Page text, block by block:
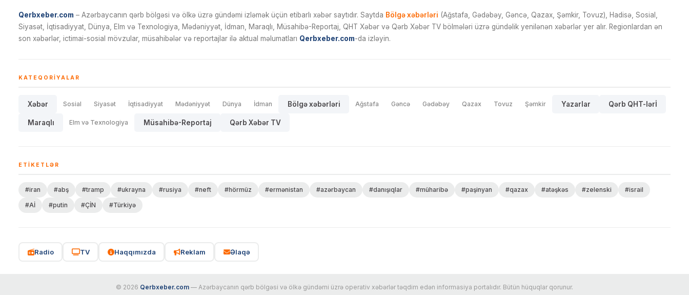
Qerbxeber.com – Azərbaycanın qərb bölgəsi və ölkə üzrə gündəmi izləmək üçün etibarlı xəbər saytıdır. Saytda Bölgə xəbərləri (Ağstafa, Gədəbəy, Gəncə, Qazax, Şəmkir, Tovuz), Hadisə, Sosial,
Siyasət, İqtisadiyyat, Dünya, Elm və Texnologiya, Mədəniyyət, İdman, Maraqlı, Müsahibə-Reportaj, QHT Xəbər və Qərb Xəbər TV bölmələri üzrə gündəlik yenilənən xəbərlər yer alır. Regionlardan ən
son xəbərlər, ictimai-sosial mövzular, müsahibələr və reportajlar ilə aktual məlumatları Qerbxeber.com-da izləyin.
KATEQORIYALAR
Xəbər Sosial Siyasət İqtisadiyyat Mədəniyyət Dünya İdman Bölgə xəbərləri Ağstafa Gəncə Gədəbəy Qazax Tovuz Şəmkir Yazarlar Qərb QHT-lərİ
Maraqlı Elm və Texnologiya Müsahibə-Reportaj Qərb Xəbər TV
ETIKETLƏR
#iran #abş #tramp #ukrayna #rusiya #neft #hörmüz #ermənistan #azərbaycan #danışıqlar #müharibə #paşinyan #qazax #atəşkəs #zelenski
#israil
#Aİ
#putin #ÇİN #Türkiyə
Radio TV Haqqımızda Reklam Əlaqə
© 2026 Qerbxeber.com — Azərbaycanın qərb bölgəsi və ölkə gündəmi üzrə operativ xəbərlər təqdim edən informasiya portalıdır. Bütün hüquqlar qorunur.